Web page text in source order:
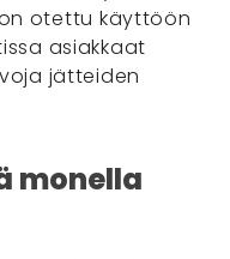
on otettu käyttöön
asiakkaat
jätteiden
monella